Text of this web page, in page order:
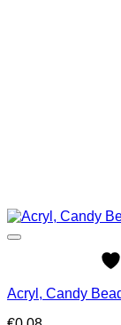
Acryl, Candy